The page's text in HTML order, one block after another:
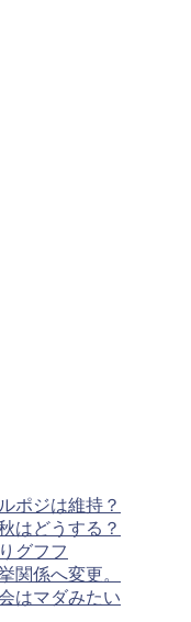
ポジは維持？
はどうする？
グフフ
関係へ変更。
はマダみたい